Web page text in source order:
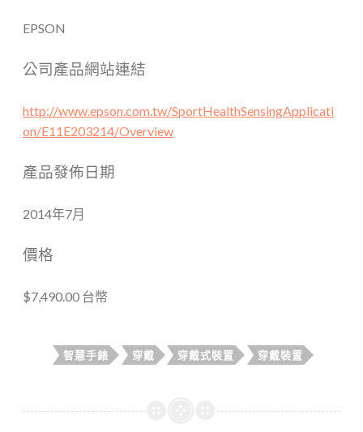
EPSON
公司產品網站連結
http://www.epson.com.tw/SportHealthSensingApplicati
on/E11E203214/Overview
產品發佈日期
2014年7月
價格
$7,490.00 台幣
智慧手錶 穿戴 穿戴式裝置 穿戴裝置